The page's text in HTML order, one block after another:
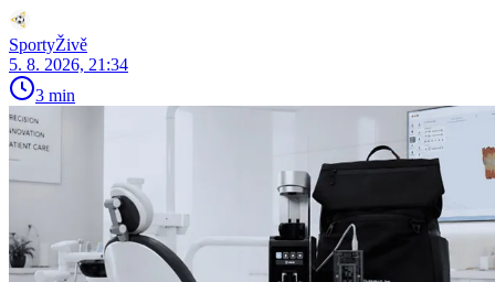
SportyŽivě
5. 8. 2026, 21:34
3 min